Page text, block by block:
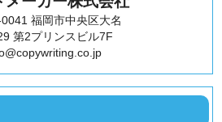
福岡市中央区大名
第2プリンスビル7F